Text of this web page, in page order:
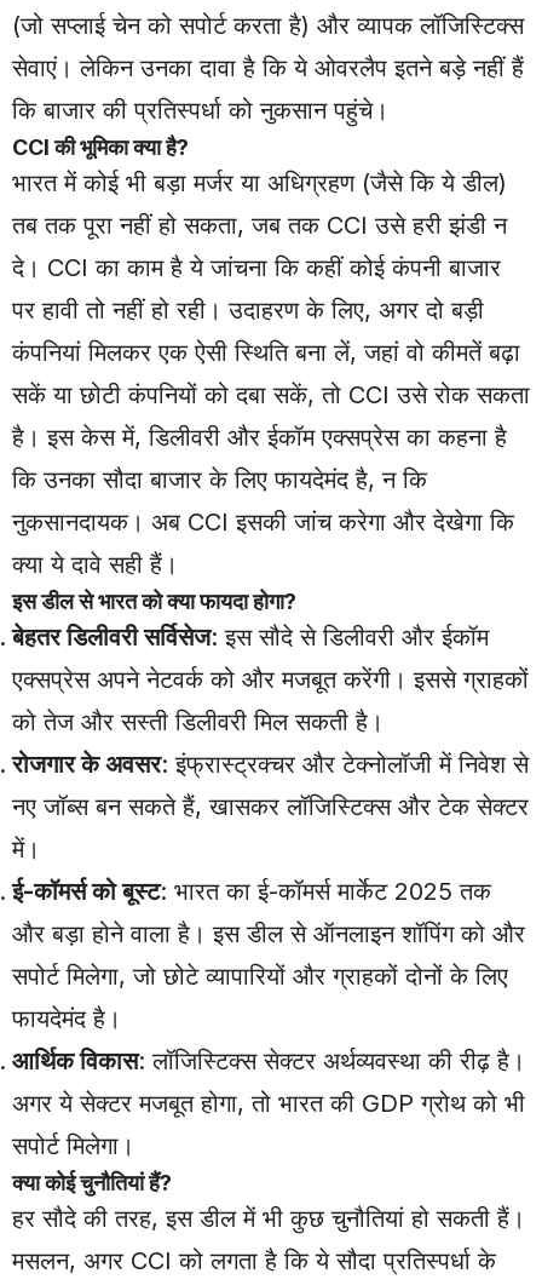
(जो सप्लाई चेन को सपोर्ट करता है) और व्यापक लॉजिस्टिक्स
सेवाएं। लेकिन उनका दावा है कि ये ओवरलैप इतने बड़े नहीं हैं
कि बाजार की प्रतिस्पर्धा को नुकसान पहुंचे।
CCI की भूमिका क्या है?
भारत में कोई भी बड़ा मर्जर या अधिग्रहण (जैसे कि ये डील)
तब तक पूरा नहीं हो सकता, जब तक CCI उसे हरी झंडी न
दे। CCI का काम है ये जांचना कि कहीं कोई कंपनी बाजार
पर हावी तो नहीं हो रही। उदाहरण के लिए, अगर दो बड़ी
कंपनियां मिलकर एक ऐसी स्थिति बना लें, जहां वो कीमतें बढ़ा
सकें या छोटी कंपनियों को दबा सकें, तो CCI उसे रोक सकता
है। इस केस में, डिलीवरी और ईकॉम एक्सप्रेस का कहना है
कि उनका सौदा बाजार के लिए फायदेमंद है, न कि
नुकसानदायक। अब CCI इसकी जांच करेगा और देखेगा कि
क्या ये दावे सही हैं।
इस डील से भारत को क्या फायदा होगा?
बेहतर डिलीवरी सर्विसेज: इस सौदे से डिलीवरी और ईकॉम
एक्सप्रेस अपने नेटवर्क को और मजबूत करेंगी। इससे ग्राहकों
को तेज और सस्ती डिलीवरी मिल सकती है।
रोजगार के अवसर: इंफ्रास्ट्रक्चर और टेक्नोलॉजी में निवेश से
नए जॉब्स बन सकते हैं, खासकर लॉजिस्टिक्स और टेक सेक्टर
में।
ई-कॉमर्स को बूस्ट: भारत का ई-कॉमर्स मार्केट 2025 तक
और बड़ा होने वाला है। इस डील से ऑनलाइन शॉपिंग को और
सपोर्ट मिलेगा, जो छोटे व्यापारियों और ग्राहकों दोनों के लिए
फायदेमंद है।
आर्थिक विकास: लॉजिस्टिक्स सेक्टर अर्थव्यवस्था की रीढ़ है।
अगर ये सेक्टर मजबूत होगा, तो भारत की GDP ग्रोथ को भी
सपोर्ट मिलेगा।
क्या कोई चुनौतियां हैं?
हर सौदे की तरह, इस डील में भी कुछ चुनौतियां हो सकती हैं।
मसलन, अगर CCI को लगता है कि ये सौदा प्रतिस्पर्धा के